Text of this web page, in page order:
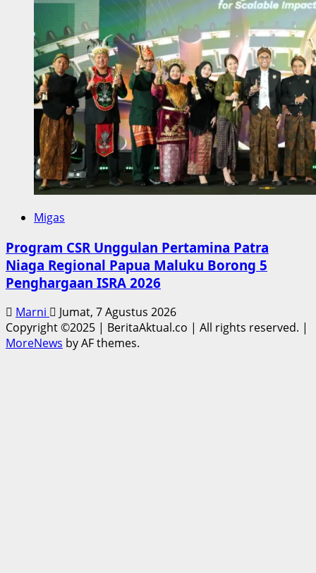
Migas
Program CSR Unggulan Pertamina Patra
Niaga Regional Papua Maluku Borong 5
Penghargaan ISRA 2026
Marni
Jumat, 7 Agustus 2026
Copyright ©2025 | BeritaAktual.co | All rights reserved. |
MoreNews by AF themes.